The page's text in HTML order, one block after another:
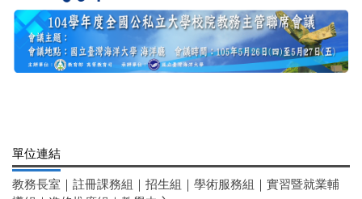
單位連結
教務長室 ｜ 註冊課務組 ｜ 招生組 ｜ 學術服務組 ｜ 實習暨就業輔